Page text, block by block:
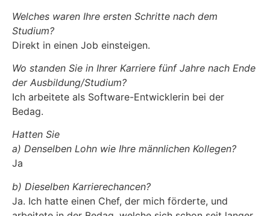
Welches waren Ihre ersten Schritte nach dem
Studium?
Direkt in einen Job einsteigen.
Wo standen Sie in Ihrer Karriere fünf Jahre nach Ende
der Ausbildung/Studium?
Ich arbeitete als Software-Entwicklerin bei der
Bedag.
Hatten Sie
a) Denselben Lohn wie Ihre männlichen Kollegen?
Ja
b) Dieselben Karrierechancen?
Ja. Ich hatte einen Chef, der mich förderte, und